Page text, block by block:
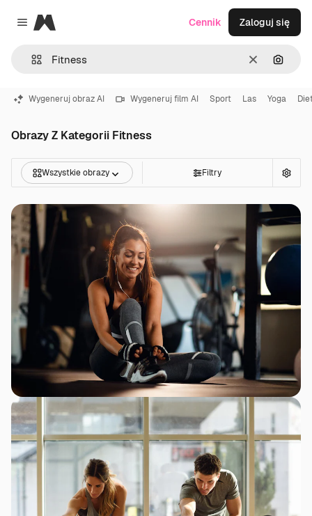
Close menu
Magnific
WyczyśćSzukaj
Cennik Zaloguj się
Wygeneruj obraz AI Wygeneruj film AI Sport Las Yoga
Obrazy Z Kategorii Fitness
Wszystkie obrazy Filtry